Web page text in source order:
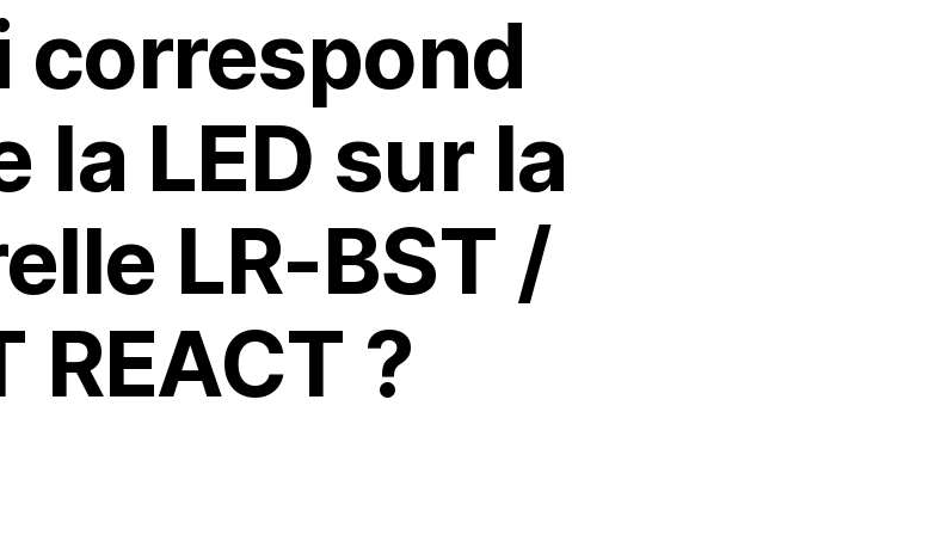
correspond
la LED sur la
LR-BST /
REACT ?